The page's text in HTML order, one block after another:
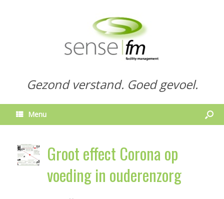
Gezond verstand. Goed gevoel.
Menu
Groot effect Corona op
voeding in ouderenzorg